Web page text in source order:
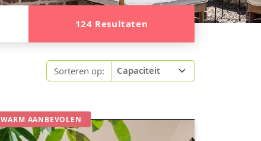
124 Resultaten
Sorteren op: